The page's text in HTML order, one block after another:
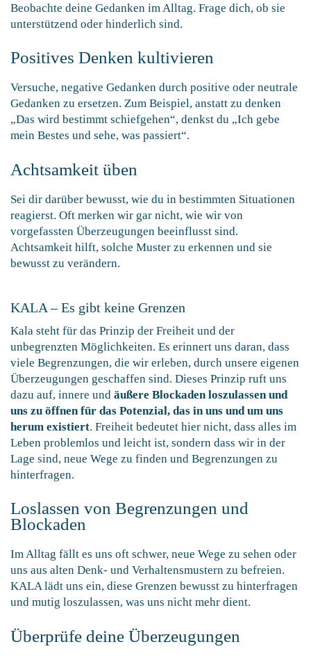
Beobachte deine Gedanken im Alltag. Frage dich, ob sie
unterstützend oder hinderlich sind.
Positives Denken kultivieren
Versuche, negative Gedanken durch positive oder neutrale
Gedanken zu ersetzen. Zum Beispiel, anstatt zu denken
„Das wird bestimmt schiefgehen“, denkst du „Ich gebe
mein Bestes und sehe, was passiert“.
Achtsamkeit üben
Sei dir darüber bewusst, wie du in bestimmten Situationen
reagierst. Oft merken wir gar nicht, wie wir von
vorgefassten Überzeugungen beeinflusst sind.
Achtsamkeit hilft, solche Muster zu erkennen und sie
bewusst zu verändern.
KALA – Es gibt keine Grenzen
Kala steht für das Prinzip der Freiheit und der
unbegrenzten Möglichkeiten. Es erinnert uns daran, dass
viele Begrenzungen, die wir erleben, durch unsere eigenen
Überzeugungen geschaffen sind. Dieses Prinzip ruft uns
dazu auf, innere und äußere Blockaden loszulassen und
uns zu öffnen für das Potenzial, das in uns und um uns
herum existiert. Freiheit bedeutet hier nicht, dass alles im
Leben problemlos und leicht ist, sondern dass wir in der
Lage sind, neue Wege zu finden und Begrenzungen zu
hinterfragen.
Loslassen von Begrenzungen und
Blockaden
Im Alltag fällt es uns oft schwer, neue Wege zu sehen oder
uns aus alten Denk- und Verhaltensmustern zu befreien.
KALA lädt uns ein, diese Grenzen bewusst zu hinterfragen
und mutig loszulassen, was uns nicht mehr dient.
Überprüfe deine Überzeugungen